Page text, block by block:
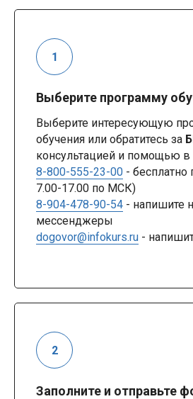
Выберите программу
Выберите интересующую
обучения или обратитесь за
консультацией и помощью в
8-800-555-23-00 -
7.00-17.00 по МСК)
8-904-478-90-54 - напишите
мессенджеры
dogovor@infokurs.ru -
Заполните и отправьте